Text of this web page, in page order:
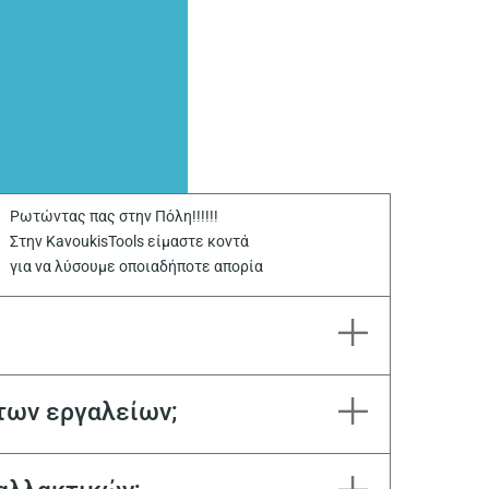
Ρωτώντας πας στην Πόλη!!!!!!
Στην KavoukisTools είμαστε κοντά
για να λύσουμε οποιαδήποτε απορία
εργαλείων;